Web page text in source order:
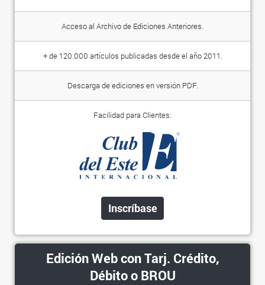
Acceso al Archivo de Ediciones Anteriores.
+ de 120.000 artículos publicadas desde el año 2011.
Descarga de ediciones en versión PDF.
Facilidad para Clientes:
Inscríbase
Edición Web con Tarj. Crédito,
Débito o BROU